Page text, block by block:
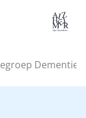
Dementie